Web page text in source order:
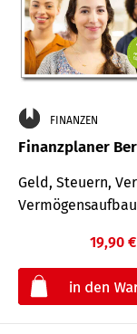
FINANZEN
Finanzplaner
Geld, Steuern,
19,90 €